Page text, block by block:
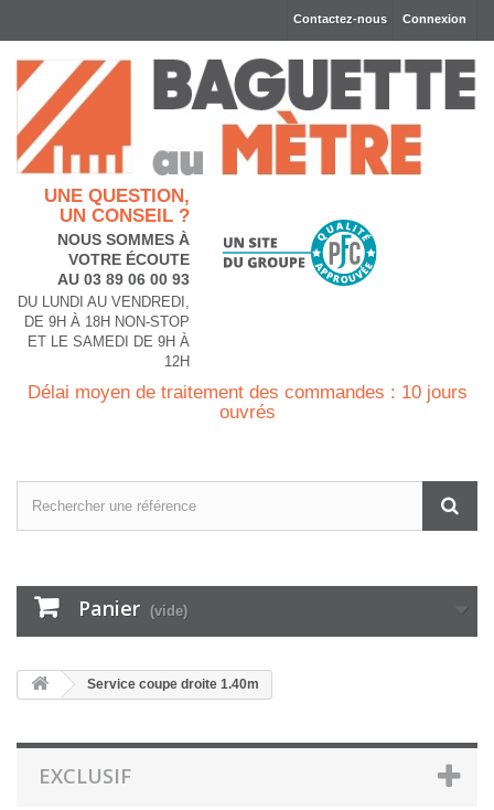
Connexion
Contactez-nous
UNE QUESTION,
UN CONSEIL ?
NOUS SOMMES À
VOTRE ÉCOUTE
AU 03 89 06 00 93
DU LUNDI AU VENDREDI,
DE 9H À 18H NON-STOP
ET LE SAMEDI DE 9H À
12H
Délai moyen de traitement des commandes : 10 jours
ouvrés
Panier (vide)
Service coupe droite 1.40m
EXCLUSIF